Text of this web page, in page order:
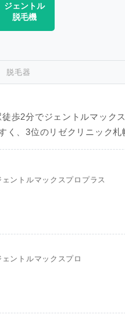
ジェントル
脱毛機
脱毛器
歩2分でジェントルマック
、3位のリゼクリニック札
ェントルマックスプロプラス
ェントルマックスプロ